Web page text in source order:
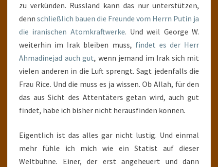
zu verkünden. Russland kann das nur unterstützen,
denn schließlich bauen die Freunde vom Herrn Putin ja
die iranischen Atomkraftwerke. Und weil George W.
weiterhin im Irak bleiben muss, findet es der Herr
Ahmadinejad auch gut, wenn jemand im Irak sich mit
vielen anderen in die Luft sprengt. Sagt jedenfalls die
Frau Rice. Und die muss es ja wissen. Ob Allah, für den
das aus Sicht des Attentäters getan wird, auch gut
findet, habe ich bisher nicht herausfinden können.
Eigentlich ist das alles gar nicht lustig. Und einmal
mehr fühle ich mich wie ein Statist auf dieser
Weltbühne. Einer, der erst angeheuert und dann